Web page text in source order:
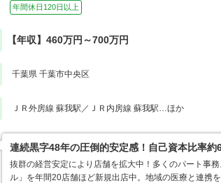
年間休日120日以上
【年収】460万円～700万円
千葉県 千葉市中央区
ＪＲ外房線 蘇我駅／ＪＲ内房線 蘇我駅…ほか
連続黒字48年の圧倒的安定感！自己資本比率約
抜群の経営安定により店舗を拡大中！多くのパート事
ル」を年間20店舗ほど新規出店中。地域の医療と連携